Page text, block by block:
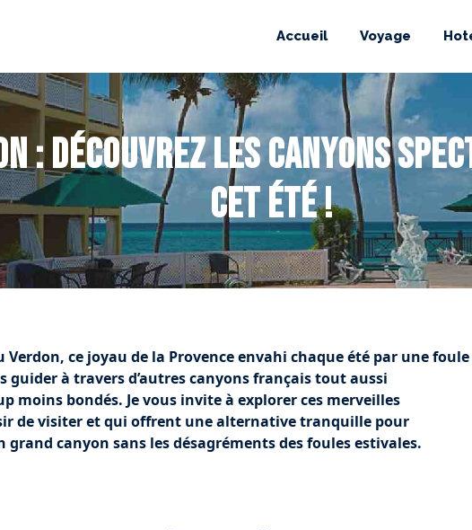
Accueil Voyage
: Découvrez les canyons
cet été !
Verdon, ce joyau de la Provence envahi chaque été par une foule
guider à travers d’autres canyons français tout aussi
moins bondés. Je vous invite à explorer ces merveilles
de visiter et qui offrent une alternative tranquille pour
canyon sans les désagréments des foules estivales.